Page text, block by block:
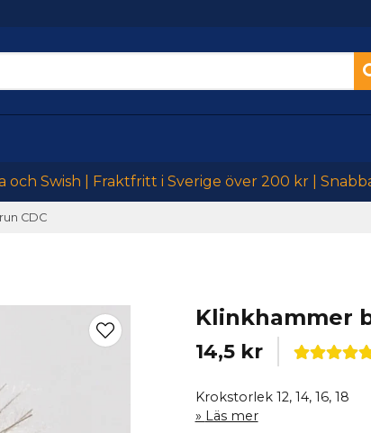
och Swish | Fraktfritt i Sverige över 200 kr |
CDC
Klinkhammer
14,5 kr
Krokstorlek 12, 14, 16, 18
Läs mer